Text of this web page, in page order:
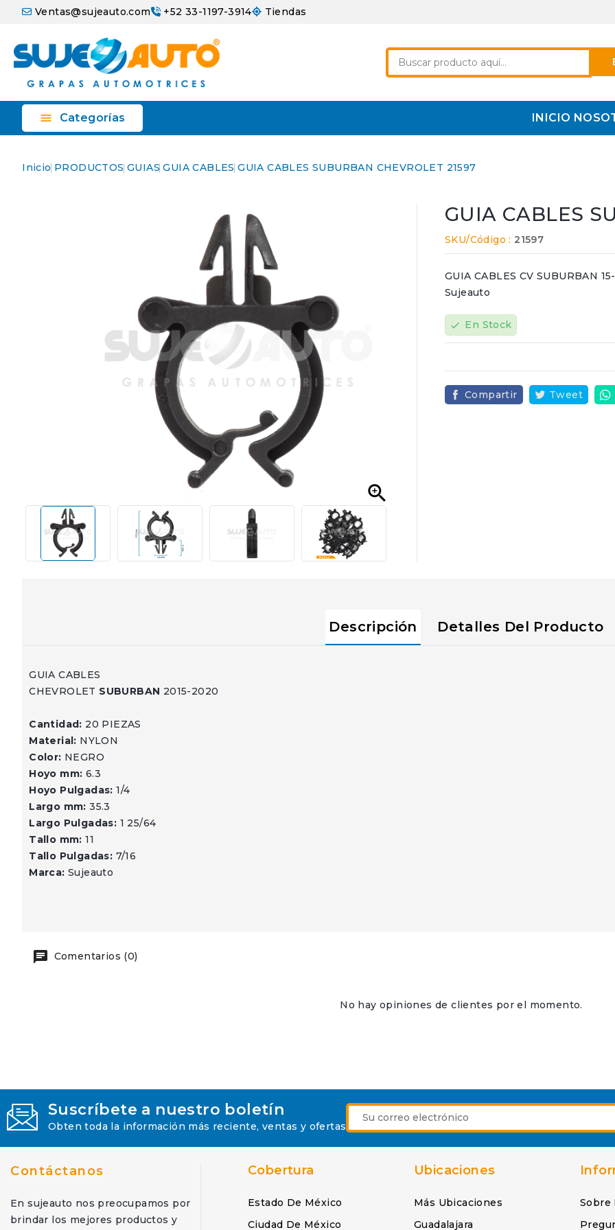
Ventas@sujeauto.com +52 33-1197-3914 Tiendas
 Categorías INICIO
Inicio PRODUCTOS GUIAS GUIA CABLES GUIA CABLES SUBURBAN CHEVROLET 21597

GUIA CABLES
SKU/Código : 21597
GUIA CABLES CV SUBURBAN
Sujeauto
check En Stock
Compartir Tweet
Descripción Detalles Del Producto
GUIA CABLES
CHEVROLET SUBURBAN 2015-2020
Cantidad: 20 PIEZAS
Material: NYLON
Color: NEGRO
Hoyo mm: 6.3
Hoyo Pulgadas:1/4
Largo mm:35.3
Largo Pulgadas: 1 25/64
Tallo mm:11
Tallo Pulgadas: 7/16
Marca: Sujeauto
Comentarios (0)
No hay opiniones de clientes por el momento.
Suscríbete a nuestro boletín
Obten toda la información más reciente, ventas y ofertas
Contáctanos
En sujeauto nos preocupamos por
brindar los mejores productos y
Cobertura
Estado De México
Ciudad De México
Ubicaciones
Más Ubicaciones
Guadalajara
Sobre